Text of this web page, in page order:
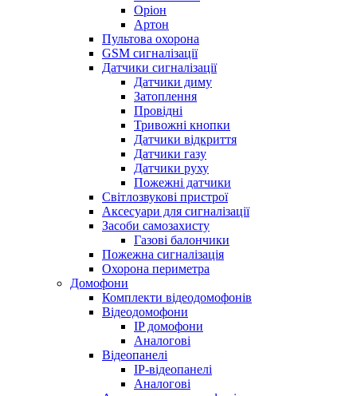
Оріон
Артон
Пультова охорона
GSM сигналізації
Датчики сигналізації
Датчики диму
Затоплення
Провідні
Тривожні кнопки
Датчики відкриття
Датчики газу
Датчики руху
Пожежні датчики
Світлозвукові пристрої
Аксесуари для сигналізації
Засоби самозахисту
Газові балончики
Пожежна сигналізація
Охорона периметра
Домофони
Комплекти відеодомофонів
Відеодомофони
IP домофони
Аналогові
Відеопанелі
IP-відеопанелі
Аналогові